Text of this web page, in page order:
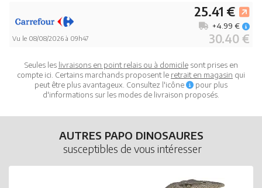
Vu le 08/08/2026 à 09h47
25.41 €
30.40 €
+4.99 €
Seules les livraisons en point relais ou à domicilesont prises en
compte ici. Certains marchands proposent le retrait en magasin qui
peut être plus avantageux. Consultez l'icône
pour plus
d'informations sur les modes de livraison proposés.
AUTRES PAPO DINOSAURES
susceptibles de vous intéresser